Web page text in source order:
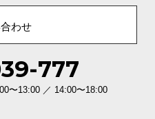
わせ
777
〜13:00 ／ 14:00〜18:00